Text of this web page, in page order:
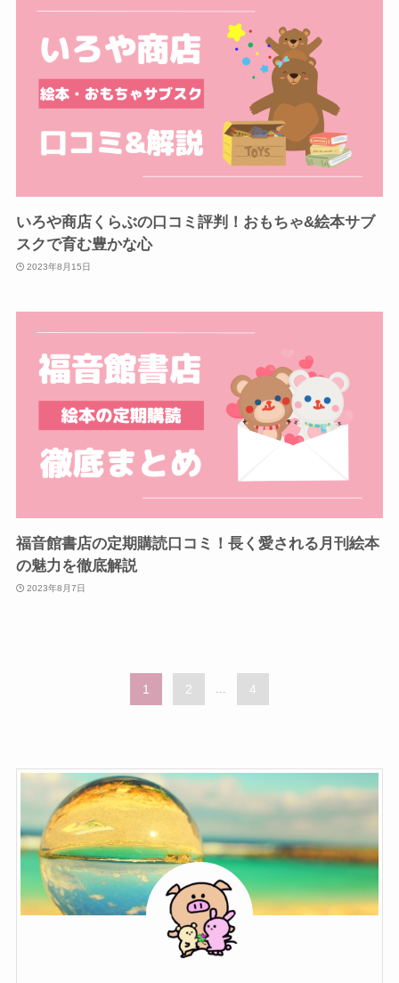
いろや商店くらぶの口コミ評判！おもちゃ&絵本サブ
スクで育む豊かな心
2023年8月15日
福音館書店の定期購読口コミ！長く愛される月刊絵本
の魅力を徹底解説
2023年8月7日
1 2 ... 4